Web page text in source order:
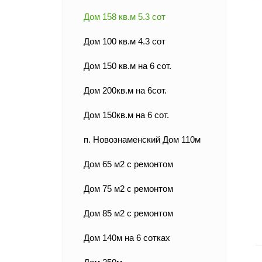
Дом 158 кв.м 5.3 сот
Дом 100 кв.м 4.3 сот
Дом 150 кв.м на 6 сот.
Дом 200кв.м на 6сот.
Дом 150кв.м на 6 сот.
п. Новознаменский Дом 110м
Дом 65 м2 с ремонтом
Дом 75 м2 с ремонтом
Дом 85 м2 с ремонтом
Дом 140м на 6 сотках